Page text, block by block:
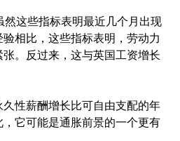
然这些指标表明最近几个月出现
相比，这些指标表明，劳动力
。反过来，这与英国工资增长
性薪酬增长比可自由支配的年
它可能是通胀前景的一个更有